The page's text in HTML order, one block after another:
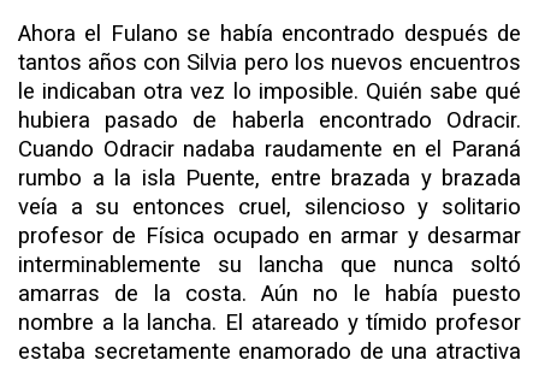
Ahora el Fulano se había encontrado después de
tantos años con Silvia pero los nuevos encuentros
le indicaban otra vez lo imposible. Quién sabe qué
hubiera pasado de haberla encontrado Odracir.
Cuando Odracir nadaba raudamente en el Paraná
rumbo a la isla Puente, entre brazada y brazada
veía a su entonces cruel, silencioso y solitario
profesor de Física ocupado en armar y desarmar
interminablemente su lancha que nunca soltó
amarras de la costa. Aún no le había puesto
nombre a la lancha. El atareado y tímido profesor
estaba se­cretamente enamorado de una atractiva